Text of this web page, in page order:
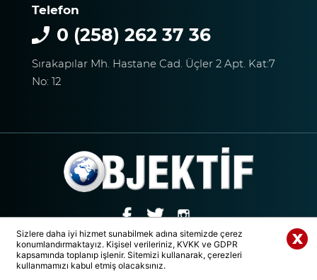
Sizlere daha iyi hizmet sunabilmek adına sitemizde çerez
konumlandırmaktayız. Kişisel verileriniz, KVKK ve GDPR
kapsamında toplanıp işlenir. Sitemizi kullanarak, çerezleri
kullanmamızı kabul etmiş olacaksınız.
Whatsapp Paylaş
Telefon
0 (258) 262 37 36
Sırakapılar Mh. Hastane Cad. Üçler 2 Apt. Kat:7
No: 12
© 2020 Tüm Hakları Saklıdır. | DENİZLİ OBJEKTİF MEDYA GRUBU